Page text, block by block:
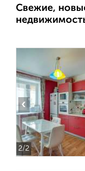
Свежие,
2/2
‹